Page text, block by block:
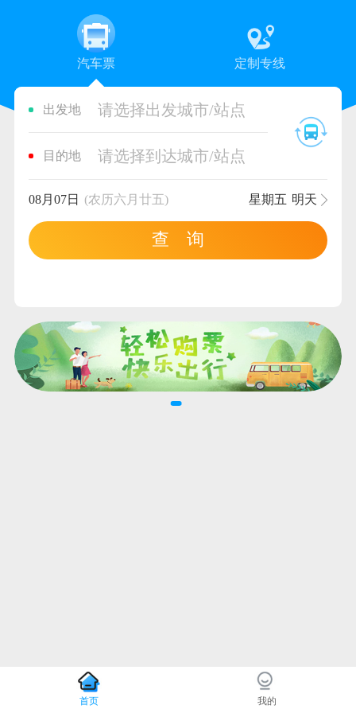
汽车票 定制专线
出发地 请选择出发城市/站点
目的地 请选择到达城市/站点
08月07日 (农历六月廿五) 星期五 明天
查 询
首页 我的